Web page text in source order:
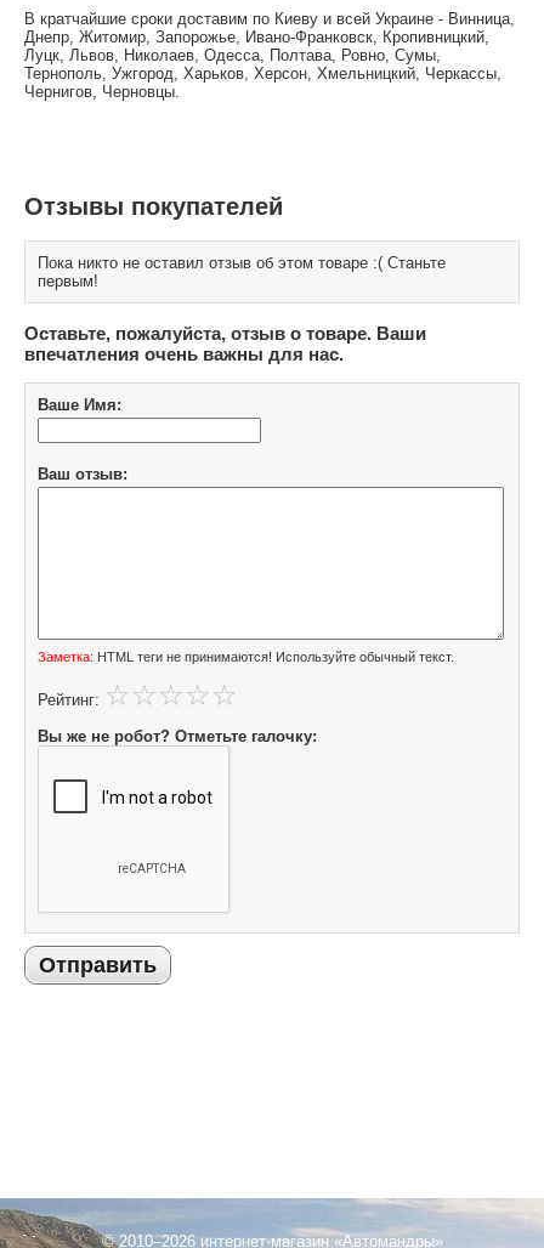
В кратчайшие сроки доставим по Киеву и всей Украине - Винница,
Днепр, Житомир, Запорожье, Ивано-Франковск, Кропивницкий,
Луцк, Львов, Николаев, Одесса, Полтава, Ровно, Сумы,
Тернополь, Ужгород, Харьков, Херсон, Хмельницкий, Черкассы,
Чернигов, Черновцы.
Отзывы покупателей
Пока никто не оставил отзыв об этом товаре :( Станьте
первым!
Оставьте, пожалуйста, отзыв о товаре. Ваши
впечатления очень важны для нас.
Ваше Имя:
Ваш отзыв:
Заметка: HTML теги не принимаются! Используйте обычный текст.
Рейтинг:
Вы же не робот? Отметьте галочку:
Отправить
© 2010–2026 интернет-магазин «Автомандры»